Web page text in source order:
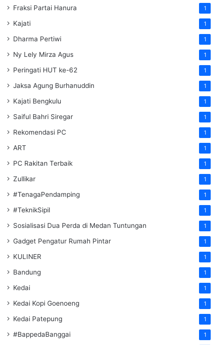
Fraksi Partai Hanura 1
Kajati 1
Dharma Pertiwi 1
Ny Lely Mirza Agus 1
Peringati HUT ke-62 1
Jaksa Agung Burhanuddin 1
Kajati Bengkulu 1
Saiful Bahri Siregar 1
Rekomendasi PC 1
ART 1
PC Rakitan Terbaik 1
Zullikar 1
#TenagaPendamping 1
#TeknikSipil 1
Sosialisasi Dua Perda di Medan Tuntungan 1
Gadget Pengatur Rumah Pintar 1
KULINER 1
Bandung 1
Kedai 1
Kedai Kopi Goenoeng 1
Kedai Patepung 1
#BappedaBanggai 1